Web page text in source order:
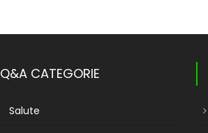
Q&A CATEGORIE
Salute